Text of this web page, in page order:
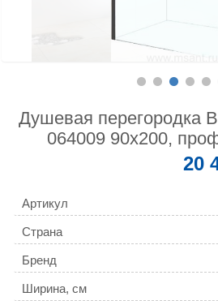
Душевая перегородка
064009 90x200,
20
Артикул
Страна
Бренд
Ширина, см